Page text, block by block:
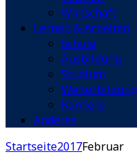
Wirtschaft
Lernen & Arbeiten
Schule
Ausbildung
Studium
Weiterbildung
Karriere
Anderes
Startseite2017Februar